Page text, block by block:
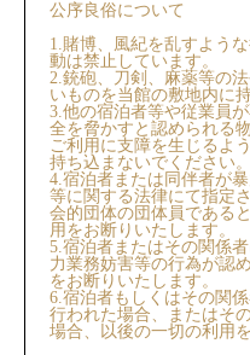
公序良俗について
1.賭博、風紀を乱すよう
動は禁止しています。
2.銃砲、刀剣、麻薬等の
いものを当館の敷地内に
3.他の宿泊者等や従業員
全を脅かすと認められる
ご利用に支障を生じるよ
持ち込まないでください。
4.宿泊者または同伴者が
等に関する法律にて指定
会的団体の団体員である
用をお断りいたします。
5.宿泊者またはその関係
力業務妨害等の行為が認
をお断りいたします。
6.宿泊者もしくはその関
行われた場合、またはそ
場合、以後の一切の利用